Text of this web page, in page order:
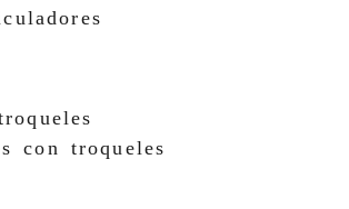
con troqueles